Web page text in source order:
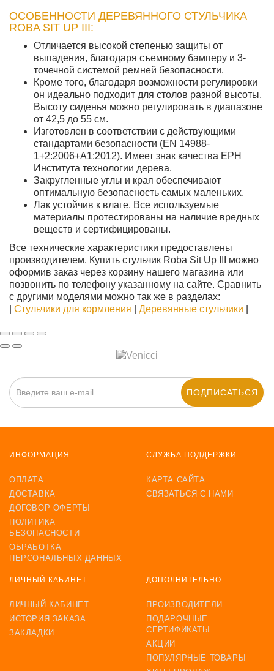
ОСОБЕННОСТИ ДЕРЕВЯННОГО СТУЛЬЧИКА
ROBA SIT UP III:
Отличается высокой степенью защиты от
выпадения, благодаря съемному бамперу и 3-
точечной системой ремней безопасности.
Кроме того, благодаря возможности регулировки
он идеально подходит для столов разной высоты.
Высоту сиденья можно регулировать в диапазоне
от 42,5 до 55 см.
Изготовлен в соответствии с действующими
стандартами безопасности (EN 14988-
1+2:2006+A1:2012). Имеет знак качества EPH
Института технологии дерева.
Закругленные углы и края обеспечивают
оптимальную безопасность самых маленьких.
Лак устойчив к влаге. Все используемые
материалы протестированы на наличие вредных
веществ и сертифицированы.
Все технические характеристики предоставлены
производителем. Купить стульчик Roba Sit Up III можно
оформив заказ через корзину нашего магазина или
позвонить по телефону указанному на сайте. Сравнить
с другими моделями можно так же в разделах:
Стульчики для кормления Деревянные стульчики
ПОДПИСАТЬСЯ
ИНФОРМАЦИЯ
ОПЛАТА
ДОСТАВКА
ДОГОВОР ОФЕРТЫ
ПОЛИТИКА
БЕЗОПАСНОСТИ
ОБРАБОТКА
ПЕРСОНАЛЬНЫХ ДАННЫХ
СЛУЖБА ПОДДЕРЖКИ
КАРТА САЙТА
СВЯЗАТЬСЯ С НАМИ
ЛИЧНЫЙ КАБИНЕТ
ЛИЧНЫЙ КАБИНЕТ
ИСТОРИЯ ЗАКАЗА
ЗАКЛАДКИ
ДОПОЛНИТЕЛЬНО
ПРОИЗВОДИТЕЛИ
ПОДАРОЧНЫЕ
СЕРТИФИКАТЫ
АКЦИИ
ПОПУЛЯРНЫЕ ТОВАРЫ